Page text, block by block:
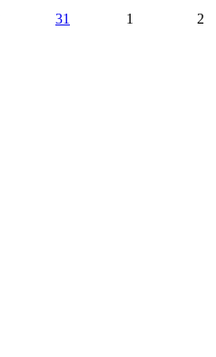
31 1 2